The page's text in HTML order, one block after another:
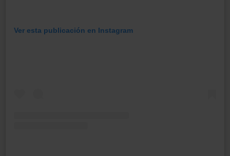
Ver esta publicación en Instagram